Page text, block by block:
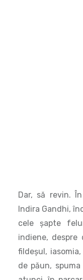
de păun,
atunci, în
ca un elefant:
mână stătea de
nevoile în văzul
de tranzit